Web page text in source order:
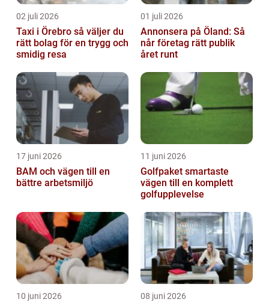
02 juli 2026
Taxi i Örebro så väljer du
rätt bolag för en trygg och
smidig resa
01 juli 2026
Annonsera på Öland: Så
når företag rätt publik
året runt
17 juni 2026
BAM och vägen till en
bättre arbetsmiljö
11 juni 2026
Golfpaket smartaste
vägen till en komplett
golfupplevelse
10 juni 2026 08 juni 2026